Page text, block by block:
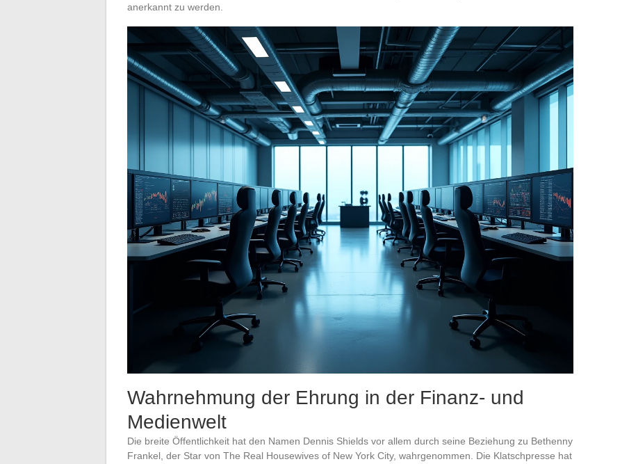
anerkannt zu werden.
Wahrnehmung der Ehrung in der Finanz- und
Medienwelt
Die breite Öffentlichkeit hat den Namen Dennis Shields vor allem durch seine Beziehung zu Bethenny
Frankel, der Star von The Real Housewives of New York City, wahrgenommen. Die Klatschpresse hat